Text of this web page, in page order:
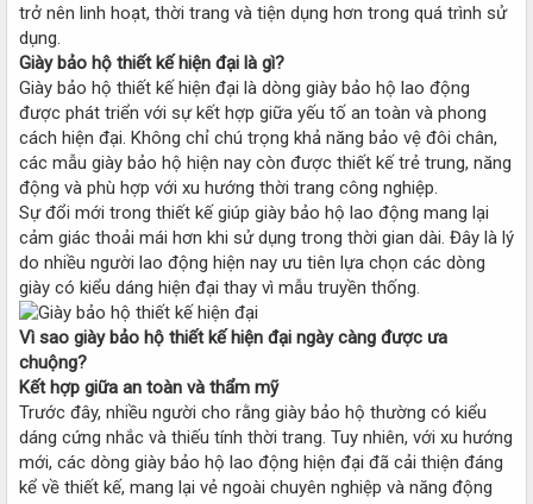
trở nên linh hoạt, thời trang và tiện dụng hơn trong quá trình sử
dụng.
Giày bảo hộ thiết kế hiện đại là gì?
Giày bảo hộ thiết kế hiện đại là dòng giày bảo hộ lao động
được phát triển với sự kết hợp giữa yếu tố an toàn và phong
cách hiện đại. Không chỉ chú trọng khả năng bảo vệ đôi chân,
các mẫu giày bảo hộ hiện nay còn được thiết kế trẻ trung, năng
động và phù hợp với xu hướng thời trang công nghiệp.
Sự đổi mới trong thiết kế giúp giày bảo hộ lao động mang lại
cảm giác thoải mái hơn khi sử dụng trong thời gian dài. Đây là lý
do nhiều người lao động hiện nay ưu tiên lựa chọn các dòng
giày có kiểu dáng hiện đại thay vì mẫu truyền thống.
Vì sao giày bảo hộ thiết kế hiện đại ngày càng được ưa
chuộng?
Kết hợp giữa an toàn và thẩm mỹ
Trước đây, nhiều người cho rằng giày bảo hộ thường có kiểu
dáng cứng nhắc và thiếu tính thời trang. Tuy nhiên, với xu hướng
mới, các dòng giày bảo hộ lao động hiện đại đã cải thiện đáng
kể về thiết kế, mang lại vẻ ngoài chuyên nghiệp và năng động